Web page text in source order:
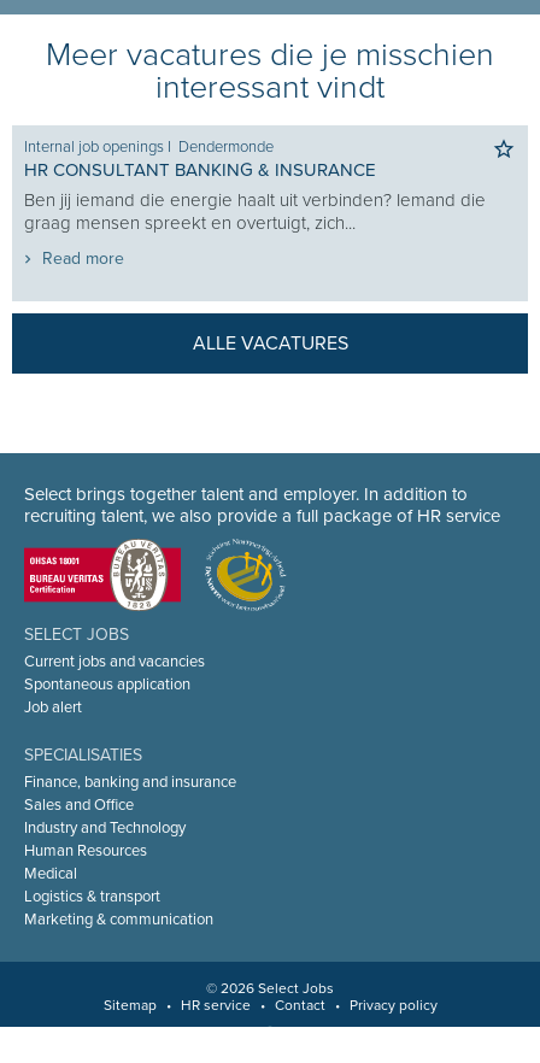
Meer vacatures die je misschien
interessant vindt
Internal job openings I Dendermonde
HR CONSULTANT BANKING & INSURANCE
Ben jij iemand die energie haalt uit verbinden? Iemand die
graag mensen spreekt en overtuigt, zich...
Read more
ALLE VACATURES
Select brings together talent and employer. In addition to
recruiting talent, we also provide a full package of HR service
SELECT JOBS
Current jobs and vacancies
Spontaneous application
Job alert
SPECIALISATIES
Finance, banking and insurance
Sales and Office
Industry and Technology
Human Resources
Medical
Logistics & transport
Marketing & communication
© 2026 Select Jobs
Sitemap
• HR service • Contact • Privacy policy